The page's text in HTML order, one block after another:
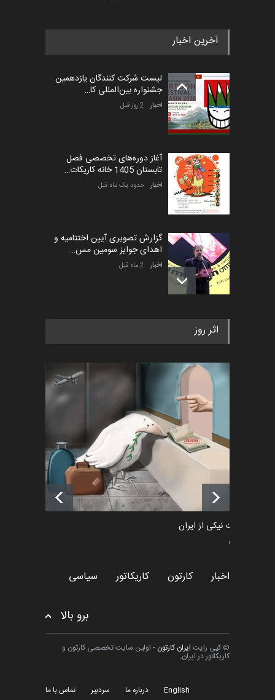
آخرین اخبار
لیست شرکت کنندگان یازدهمین
جشنواره بین‌المللی کا…
اخبار 2 روز قبل
آغاز دوره‌های تخصصی فصل
تابستان 1405 خانه کاریکات…
اخبار حدود یک ماه قبل
گزارش تصویری آیین اختتامیه و
اهدای جوایز سومین مس…
اخبار 2 ماه قبل
به یاد اردوغان باشول (۱۹۳۶–
اخبار 2 ماه قبل
رویداد کارگاهی کارتون و پوستر
«ایران سربلند» به ا…
اخبار 6 ماه قبل
فراخوان رویداد کارگاهی کارتون و
پوستر "ایران سربل…
اخبار 6 ماه قبل
اثر روز
طراوت نیکی از ایران
سیاسی
اخبار کارتون کاریکاتور سیاسی
برو بالا
© کپی رایت ایران کارتون - اولین سایت تخصصی کارتون و
کاریکاتور در ایران.
English درباره ما سردبیر تماس با ما